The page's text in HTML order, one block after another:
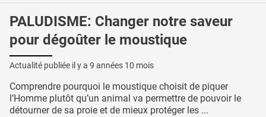
PALUDISME: Changer notre saveur
pour dégoûter le moustique
Actualité publiée il y a 9 années 10 mois
Comprendre pourquoi le moustique choisit de piquer
l’Homme plutôt qu’un animal va permettre de pouvoir le
détourner de sa proie et de mieux protéger les ...